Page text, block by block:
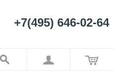
+7(495) 646-02-64